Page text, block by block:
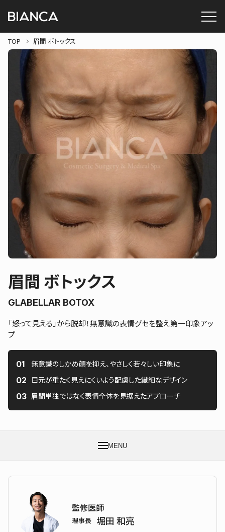
TOP 眉間 ボトックス
眉間 ボトックス
GLABELLAR BOTOX
「怒って見える」から脱却！無意識の表情グセを整え第一印象アッ
プ
無意識のしかめ顔を抑え、やさしく若々しい印象に
目元が重たく見えにくいよう配慮した繊細なデザイン
眉間単独ではなく表情全体を見据えたアプローチ
MENU
監修医師
理事長 堀田 和亮